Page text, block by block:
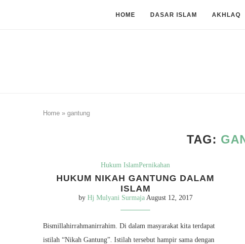
HOME DASAR ISLAM AKHLAQ
Home » gantung
TAG:
Hukum IslamPernikahan
HUKUM NIKAH GANTUNG DALAM
ISLAM
by Hj Mulyani Surmaja August 12, 2017
Bismillahirrahmanirrahim. Di dalam masyarakat kita terdapat
istilah “Nikah Gantung”. Istilah tersebut hampir sama dengan